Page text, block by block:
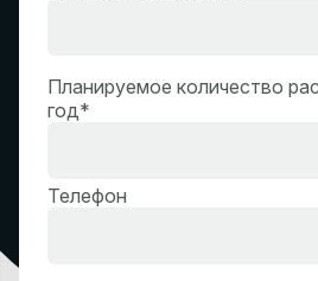
Планируемое количество
год*
Телефон